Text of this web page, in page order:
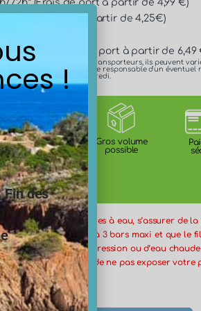
72h* (Frais de port à partir de 4,99 €)
(Frais de port à partir de 4,25€)
24h/48h* (Frais de port à partir de 6,49
délais annoncés par les transporteurs, ils peuvent
pouvons en aucun cas être responsable d'un éventuel
lundi, mercredi et le vendredi.
Certification
ACS
Gros volume
possible
l’installation des filtres à eau, s’assurer de la
en amont réglé à 3 bars maxi et que le
éventuel retour de pression ou d’eau chaude
Il est important de ne pas exposer votre
et à la lumière
!
Fin des